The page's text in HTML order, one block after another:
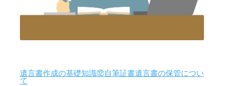
遺言書作成の基礎知識⑫自筆証書遺言書の保管につい
て